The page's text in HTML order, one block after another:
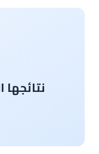
نتائجها